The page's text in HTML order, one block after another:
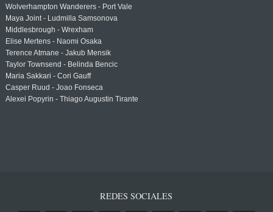
Wolverhampton Wanderers - Port Vale
Maya Joint - Ludmilla Samsonova
Middlesbrough - Wrexham
Elise Mertens - Naomi Osaka
Terence Atmane - Jakub Mensik
Taylor Townsend - Belinda Bencic
Maria Sakkari - Cori Gauff
Casper Ruud - Joao Fonseca
Alexei Popyrin - Thiago Augustin Tirante
REDES SOCIALES